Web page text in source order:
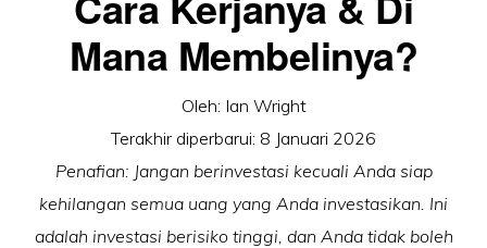
Mana Membelinya?
Oleh: Ian Wright
Terakhir diperbarui: 8 Januari 2026
Penafian: Jangan berinvestasi kecuali Anda siap
kehilangan semua uang yang Anda investasikan. Ini
adalah investasi berisiko tinggi, dan Anda tidak boleh